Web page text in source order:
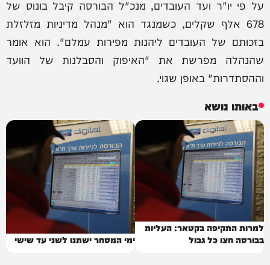
על פי יו"ר ועד העובדים, מנכ"ל הבורסה קיבל בונוס של
678 אלף שקלים, כשמנגד הוא "מנהל מדיניות מזלזלת
בזכותם של העובדים ליהנות מפירות עמלם". הוא אומר
שהנהלה מפרשת את "האיפוק והסבלנות של הוועד
וההסתדרות" באופן שגוי.
באותו נושא
למרות התקיפה בקטאר: העליות
בבורסה חצו כל גבול
ימי המסחר ישתנו לשני עד שישי